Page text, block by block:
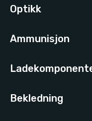
Optikk
Ammunisjon
Bekledning